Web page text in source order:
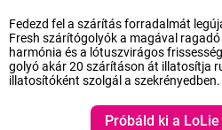
Fedezd fel a szárítás forradalmát
Fresh szárítógolyók a magával
harmónia és a lótuszvirágos
golyó akár 20 szárításon át illatosítja
illatosítóként szolgál a szekrényedben.
Próbáld ki a